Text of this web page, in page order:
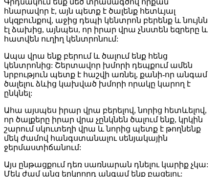
հնարավոր է, այն պետք է ծալենք հետևյալ
սկզբունքով, աջից դեպի կենտրոն բերենք և նույնն
էլ ձախից, այնպես, որ իրար վրա չնստեն եզրերը և
հատվեն ուղիղ կենտրոնում:
Ապա վրա ենք բերում և ծալում ենք հենց
կենտրոնից: Շերտավոր խմորի դեպքում ամեն
նրբություն պետք է հաշվի առնել, քանի-որ անգամ
ծալելու ձևից կախված խմորի որակը կարող է
ընկնել:
Ահա այսպես իրար վրա բերելով, նորից հետևելով,
որ ծալքերը իրար վրա չընկնեն ծալում ենք, կրկին
շարում սկուտեղի վրա և նորից պետք է թողնենք
մեկ ժամով հանգստանալու սենյակային
ջերմաստիճանում:
Այս ընթացքում դեռ սառնարան դնելու կարիք չկա:
Մեկ ժամ անց երկրորդ անգամ ենք բացելու: